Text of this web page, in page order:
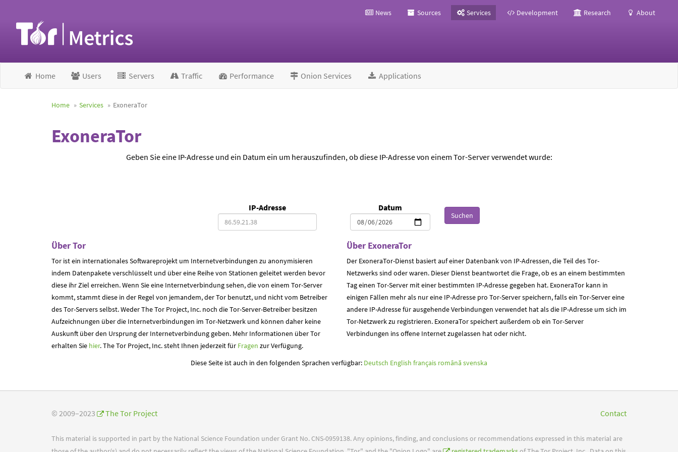
News Sources Services Development Research About
Home Users Servers Traffic Performance Onion Services Applications
Home Services ExoneraTor
ExoneraTor
Geben Sie eine IP-Adresse und ein Datum ein um herauszufinden, ob diese IP-Adresse von einem Tor-Server verwendet wurde:
IP-Adresse Datum
Suchen
Über Tor
Tor ist ein internationales Softwareprojekt um Internetverbindungen zu anonymisieren
indem Datenpakete verschlüsselt und über eine Reihe von Stationen geleitet werden bevor
diese ihr Ziel erreichen. Wenn Sie eine Internetverbindung sehen, die von einem Tor-Server
kommt, stammt diese in der Regel von jemandem, der Tor benutzt, und nicht vom Betreiber
des Tor-Servers selbst. Weder The Tor Project, Inc. noch die Tor-Server-Betreiber besitzen
Aufzeichnungen über die Internetverbindungen im Tor-Netzwerk und können daher keine
Auskunft über den Ursprung der Internetverbindung geben. Mehr Informationen über Tor
erhalten Sie hier. The Tor Project, Inc. steht Ihnen jederzeit für Fragen zur Verfügung.
Über ExoneraTor
Der ExoneraTor-Dienst basiert auf einer Datenbank von IP-Adressen, die Teil des Tor-
Netzwerks sind oder waren. Dieser Dienst beantwortet die Frage, ob es an einem bestimmten
Tag einen Tor-Server mit einer bestimmten IP-Adresse gegeben hat. ExoneraTor kann in
einigen Fällen mehr als nur eine IP-Adresse pro Tor-Server speichern, falls ein Tor-Server eine
andere IP-Adresse für ausgehende Verbindungen verwendet hat als die IP-Adresse um sich im
Tor-Netzwerk zu registrieren. ExoneraTor speichert außerdem ob ein Tor-Server
Verbindungen ins offene Internet zugelassen hat oder nicht.
Diese Seite ist auch in den folgenden Sprachen verfügbar: Deutsch English français română svenska
© 2009–2023 The Tor Project Contact
This material is supported in part by the National Science Foundation under Grant No. CNS-0959138. Any opinions, finding, and conclusions or recommendations expressed in this material are